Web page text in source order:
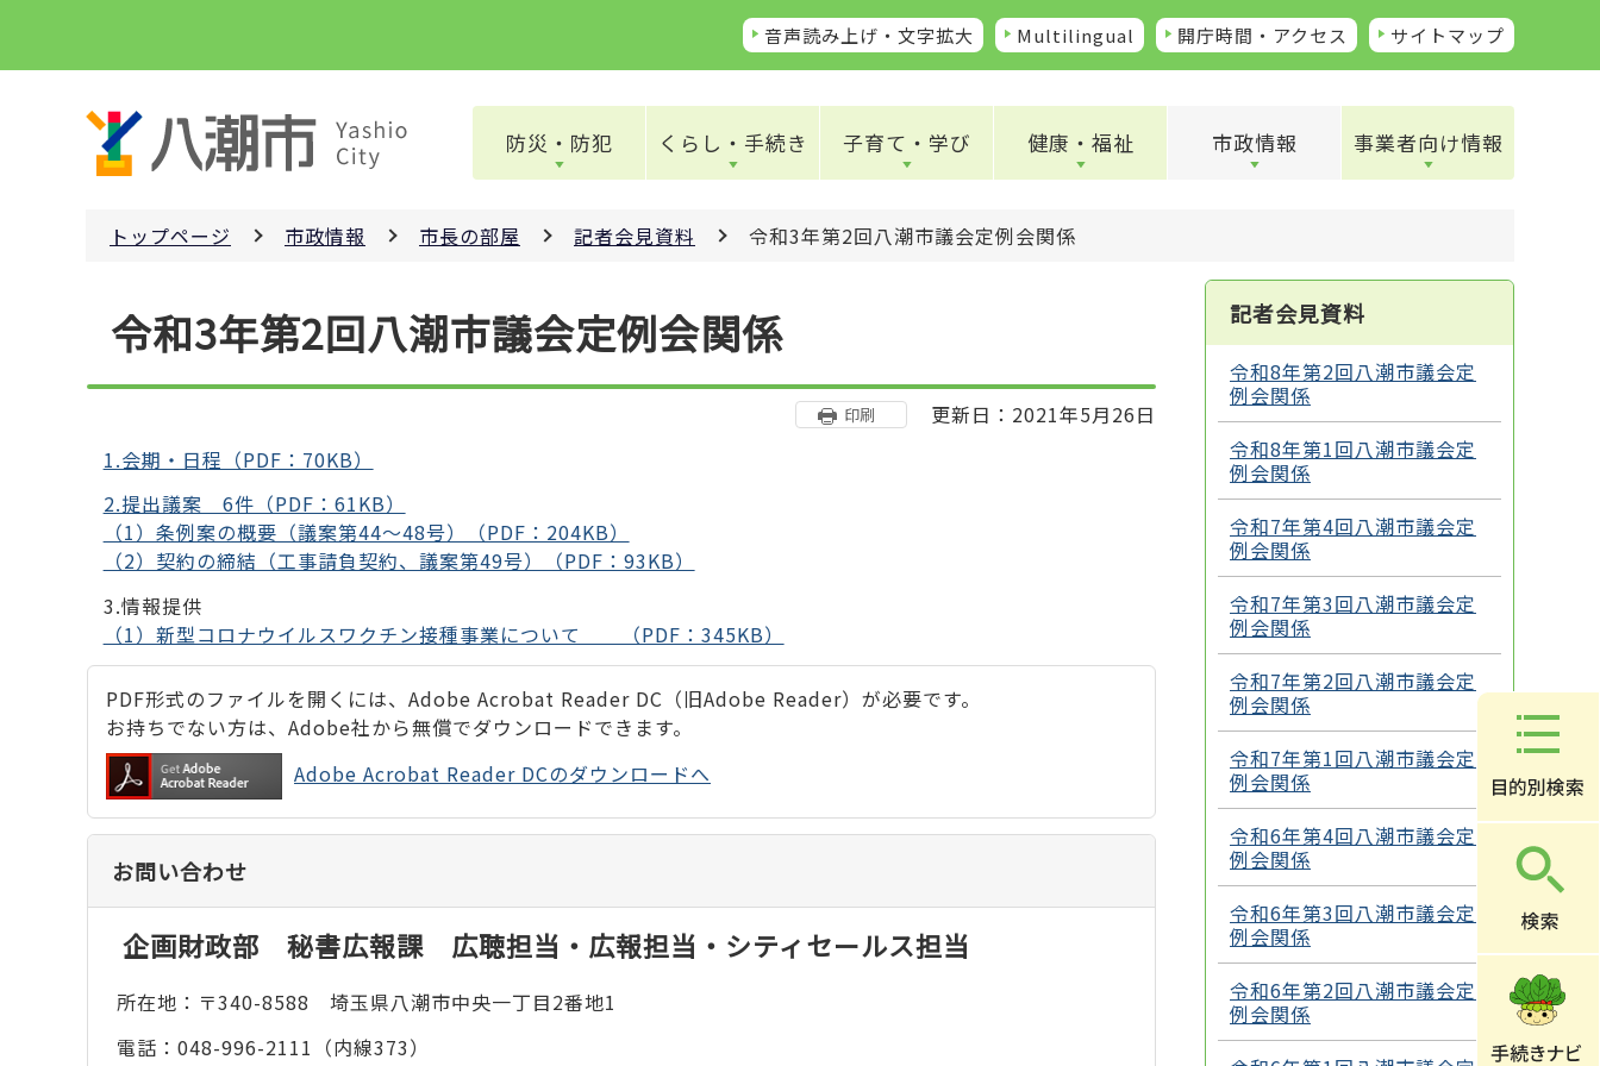
ペ
音声読み上げ・文字拡大 Multilingual 開庁時間・アクセス サイトマップ
防災・防犯 くらし・手続き 子育て・学び 健康・福祉 市政情報 事業者向け情報
トップページ 市政情報 市長の部屋 記者会見資料 令和3年第2回八潮市議会定例会関係
令和3年第2回八潮市議会定例会関係
印刷
更新日：2021年5月26日
1.会期・日程（PDF：70KB）
2.提出議案 6件（PDF：61KB）
（1）条例案の概要（議案第44～48号）（PDF：204KB）
（2）契約の締結（工事請負契約、議案第49号）（PDF：93KB）
3.情報提供
（1）新型コロナウイルスワクチン接種事業について （PDF：345KB）
PDF形式のファイルを開くには、Adobe Acrobat Reader DC（旧Adobe Reader）が必要です。
お持ちでない方は、Adobe社から無償でダウンロードできます。
Adobe Acrobat Reader DCのダウンロードへ
お問い合わせ
企画財政部 秘書広報課 広聴担当・広報担当・シティセールス担当
所在地：〒340-8588 埼玉県八潮市中央一丁目2番地1
電話：048-996-2111（内線373）
記者会見資料
令和8年第2回八潮市議会定
例会関係
令和8年第1回八潮市議会定
例会関係
令和7年第4回八潮市議会定
例会関係
令和7年第3回八潮市議会定
例会関係
令和7年第2回八潮市議会定
例会関係
令和7年第1回八潮市議会定
例会関係
令和6年第4回八潮市議会定
例会関係
令和6年第3回八潮市議会定
例会関係
令和6年第2回八潮市議会定
例会関係